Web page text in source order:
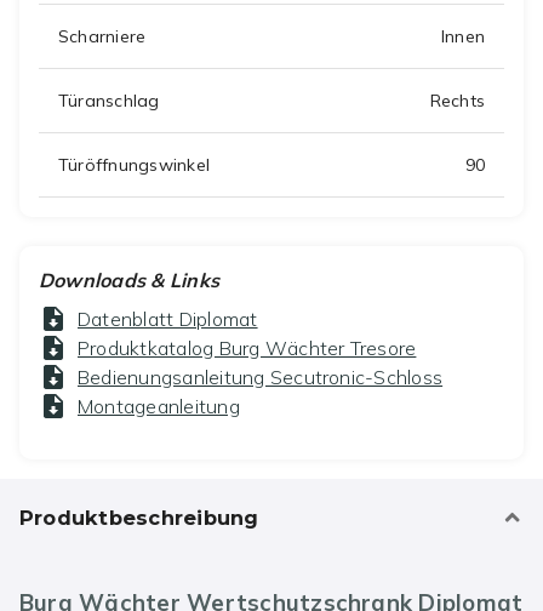
Scharniere Innen
Türanschlag Rechts
Türöffnungswinkel 90
Downloads & Links
Datenblatt Diplomat
Produktkatalog Burg Wächter Tresore
Bedienungsanleitung Secutronic-Schloss
Montageanleitung
Produktbeschreibung
Burg Wächter Wertschutzschrank Diplomat